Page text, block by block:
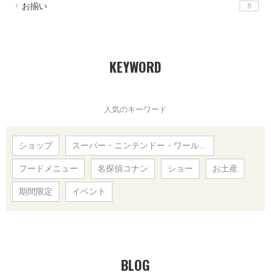
お揃い 8
KEYWORD
人気のキーワード
ショップ スーパー・ニンテンドー・ワール…
フードメニュー 名探偵コナン ショー お土産
期間限定 イベント
BLOG